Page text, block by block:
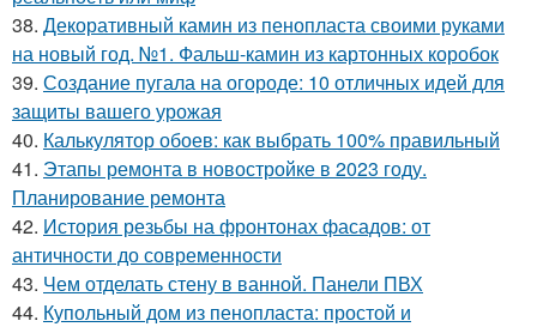
38. Декоративный камин из пенопласта своими руками
на новый год. №1. Фальш-камин из картонных коробок
39. Создание пугала на огороде: 10 отличных идей для
защиты вашего урожая
40. Калькулятор обоев: как выбрать 100% правильный
41. Этапы ремонта в новостройке в 2023 году.
Планирование ремонта
42. История резьбы на фронтонах фасадов: от
античности до современности
43. Чем отделать стену в ванной. Панели ПВХ
44. Купольный дом из пенопласта: простой и